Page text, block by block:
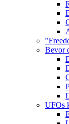
Bevor
UFOs